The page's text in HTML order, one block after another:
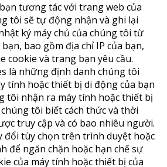
tương tác với trang web của
tôi sẽ tự động nhận và ghi lại
ký máy chủ của chúng tôi từ
bao gồm địa chỉ IP của bạn,
cookie và trang bạn yêu cầu.
là những định danh chúng tôi
tính hoặc thiết bị di động của bạn
tôi nhận ra máy tính hoặc thiết bị
tôi biết cách thức và thời
truy cập và có bao nhiêu người.
đổi tùy chọn trên trình duyệt hoặc
để ngăn chặn hoặc hạn chế sự
của máy tính hoặc thiết bị của